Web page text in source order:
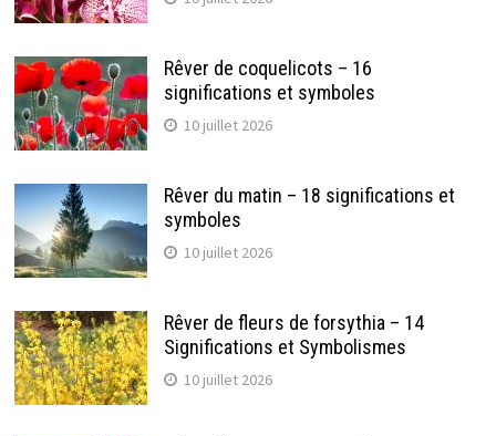
Rêver de coquelicots – 16
significations et symboles
10 juillet 2026
Rêver du matin – 18 significations et
symboles
10 juillet 2026
Rêver de fleurs de forsythia – 14
Significations et Symbolismes
10 juillet 2026